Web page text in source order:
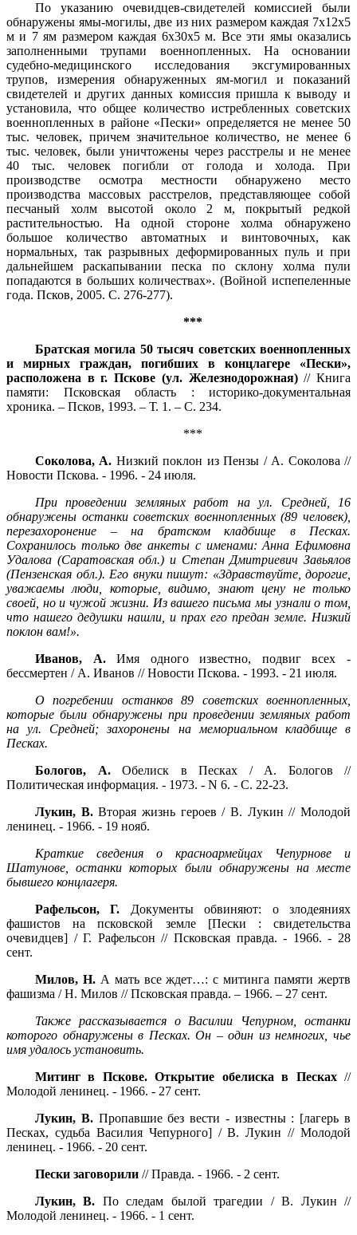
По указанию очевидцев-свидетелей комиссией были
обнаружены ямы-могилы, две из них размером каждая 7x12x5
м и 7 ям разме­ром каждая 6x30x5 м. Все эти ямы оказались
заполненными тру­пами военнопленных. На основании
судебно-медицинского иссле­дования эксгумированных
трупов, измерения обнаруженных ям-мо­гил и показаний
свидетелей и других данных комиссия пришла к выводу и
установила, что общее количество истребленных советских
военнопленных в районе «Пески» определяется не менее 50
тыс. че­ловек, причем значительное количество, не менее 6
тыс. человек, бы­ли уничтожены через расстрелы и не менее
40 тыс. человек погибли от голода и холода. При
производстве осмотра местности обнаружено место
производства массовых расстрелов, представляющее собой
песчаный холм высотой около 2 м, покрытый редкой
растительностью. На одной стороне холма обнаружено
большое количест­во автоматных и винтовочных, как
нормальных, так разрывных де­формированных пуль и при
дальнейшем раскапывании песка по склону холма пули
попадаются в больших количествах». (Войной испепеленные
года. Псков, 2005. С. 276-277).
***
Братская могила 50 тысяч советских военнопленных
и мирных граждан, погибших в концлагере «Пески»,
расположена в г. Пскове (ул. Железнодорожная)// Книга
памяти: Псковская область : историко-документальная
хроника. – Псков, 1993. – Т. 1. – С. 234.
***
Соколова, А. Низкий поклон из Пензы / А. Соколова //
Новости Пскова. - 1996. - 24 июля.
При проведении земляных работ на ул. Средней, 16
обнаружены останки советских военнопленных (89 человек),
перезахоронение – на братском кладбище в Песках.
Сохранилось только две анкеты с именами: Анна Ефимовна
Удалова (Саратовская обл.) и Степан Дмитриевич Завьялов
(Пензенская обл.). Его внуки пишут: «Здравствуйте, дорогие,
уважаемы люди, которые, видимо, знают цену не только
своей, но и чужой жизни. Из вашего письма мы узнали о том,
что нашего дедушки нашли, и прах его предан земле. Низкий
поклон вам!».
Иванов, А.Имя одного известно, подвиг всех -
бессмертен / А. Иванов // Новости Пскова. - 1993. - 21 июля.
О погребении останков 89 советских военнопленных,
которые были обнаружены при проведении земляных работ
на ул. Средней; захоронены на мемориальном кладбище в
Песках.
Бологов, А.Обелиск в Песках / А. Бологов //
Политическая информация. - 1973. - N 6. - С. 22-23.
Лукин, В.Вторая жизнь героев / В. Лукин // Молодой
ленинец. - 1966. - 19 нояб.
Краткие сведения о красноармейцах Чепурнове и
Шатунове, останки которых были обнаружены на месте
бывшего концлагеря.
Рафельсон, Г. Документы обвиняют: о злодеяниях
фашистов на псковской земле [Пески : свидетельства
очевидцев] / Г. Рафельсон // Псковская правда. - 1966. - 28
сент.
Милов, Н. А мать все ждет…: с митинга памяти жертв
фашизма / Н. Милов // Псковская правда. – 1966. – 27 сент.
Также рассказывается о Василии Чепурном, останки
которого обнаружены в Песках. Он – один из немногих, чье
имя удалось установить.
Митинг в Пскове. Открытие обелиска в Песках //
Молодой ленинец. - 1966. - 27 сент.
Лукин, В.Пропавшие без вести - известны : [лагерь в
Песках, судьба Василия Чепурного] / В. Лукин // Молодой
ленинец. - 1966. - 20 сент.
Пески заговорили // Правда. - 1966. - 2 сент.
Лукин, В. По следам былой трагедии / В. Лукин //
Молодой ленинец. - 1966. - 1 сент.